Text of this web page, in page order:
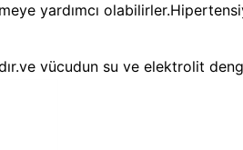
yardımcı
vücudun su ve elektrolit